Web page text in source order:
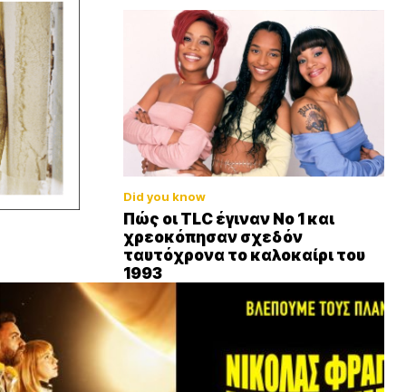
Did you know
Πώς οι TLC έγιναν Νο 1 και
χρεοκόπησαν σχεδόν
ταυτόχρονα το καλοκαίρι του
1993